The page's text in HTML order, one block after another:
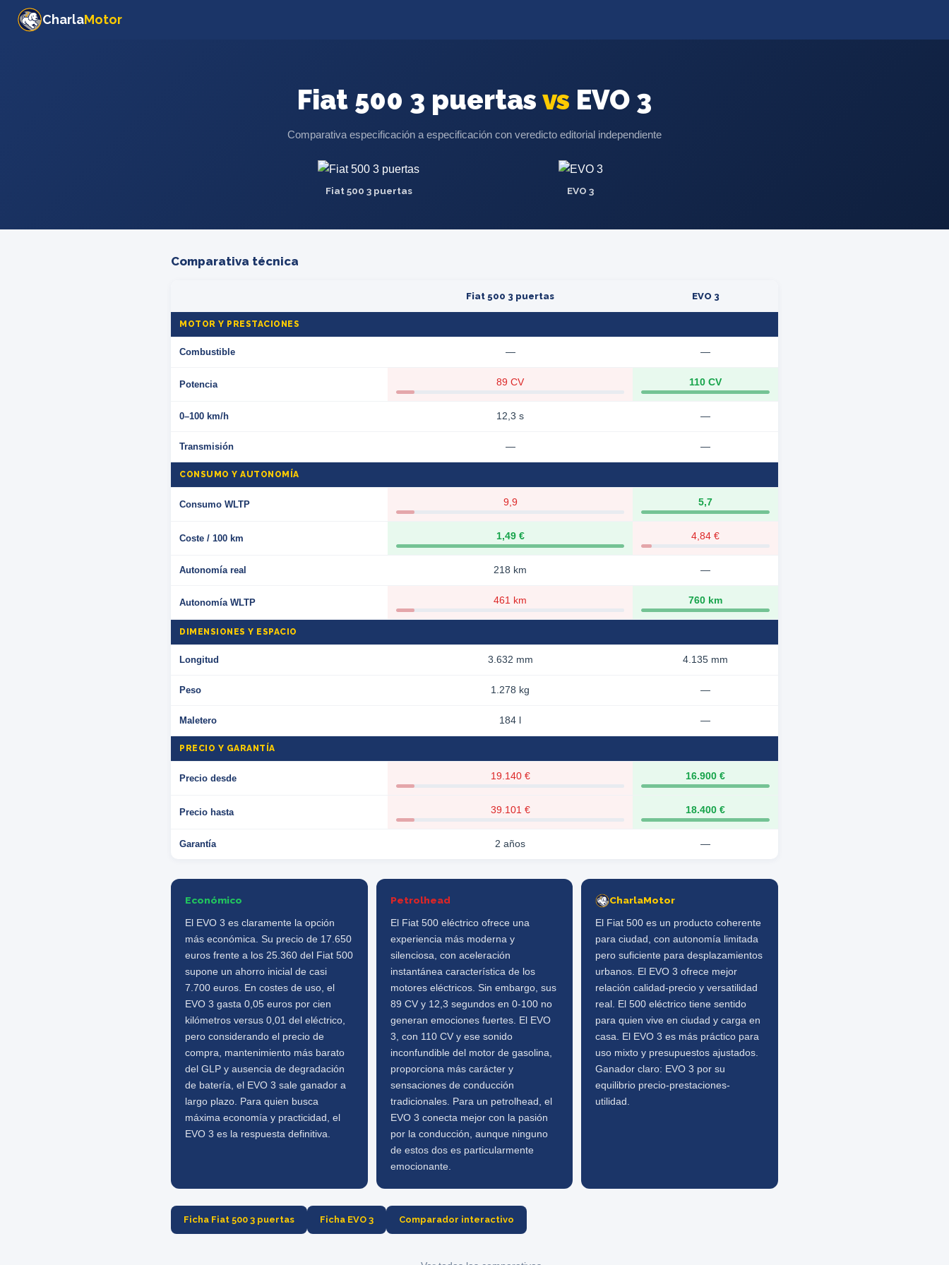
CharlaMotor
Fiat 500 3 puertas vs EVO 3
Comparativa especificación a especificación con veredicto editorial independiente
Fiat 500 3 puertas EVO 3
Comparativa técnica
Fiat 500 3 puertas EVO 3
MOTOR Y PRESTACIONES
Combustible — —
Potencia 89 CV 110 CV
0–100 km/h 12,3 s —
Transmisión — —
CONSUMO Y AUTONOMÍA
Consumo WLTP 9,9 5,7
Coste / 100 km 1,49 € 4,84 €
Autonomía real 218 km —
Autonomía WLTP 461 km 760 km
DIMENSIONES Y ESPACIO
Longitud 3.632 mm 4.135 mm
Peso 1.278 kg —
Maletero 184 l —
PRECIO Y GARANTÍA
Precio desde 19.140 € 16.900 €
Precio hasta 39.101 € 18.400 €
Garantía 2 años —
Económico
El EVO 3 es claramente la opción
más económica. Su precio de 17.650
euros frente a los 25.360 del Fiat 500
supone un ahorro inicial de casi
7.700 euros. En costes de uso, el
EVO 3 gasta 0,05 euros por cien
kilómetros versus 0,01 del eléctrico,
pero considerando el precio de
compra, mantenimiento más barato
del GLP y ausencia de degradación
de batería, el EVO 3 sale ganador a
largo plazo. Para quien busca
máxima economía y practicidad, el
EVO 3 es la respuesta definitiva.
Petrolhead
El Fiat 500 eléctrico ofrece una
experiencia más moderna y
silenciosa, con aceleración
instantánea característica de los
motores eléctricos. Sin embargo, sus
89 CV y 12,3 segundos en 0-100 no
generan emociones fuertes. El EVO
3, con 110 CV y ese sonido
inconfundible del motor de gasolina,
proporciona más carácter y
sensaciones de conducción
tradicionales. Para un petrolhead, el
EVO 3 conecta mejor con la pasión
por la conducción, aunque ninguno
de estos dos es particularmente
emocionante.
CharlaMotor
El Fiat 500 es un producto coherente
para ciudad, con autonomía limitada
pero suficiente para desplazamientos
urbanos. El EVO 3 ofrece mejor
relación calidad-precio y versatilidad
real. El 500 eléctrico tiene sentido
para quien vive en ciudad y carga en
casa. El EVO 3 es más práctico para
uso mixto y presupuestos ajustados.
Ganador claro: EVO 3 por su
equilibrio precio-prestaciones-
utilidad.
Ficha Fiat 500 3 puertas Ficha EVO 3 Comparador interactivo